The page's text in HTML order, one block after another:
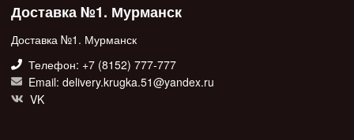
Доставка №1. Мурманск
Доставка №1. Мурманск
Телефон: +7 (8152) 777-777
Email: delivery.krugka.51@yandex.ru
VK